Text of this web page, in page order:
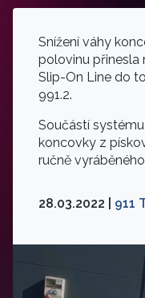
Snížení váhy
polovinu
Slip-On Line do
991.2.
Součástí
koncovky z
ručně
28.03.2022 | 911